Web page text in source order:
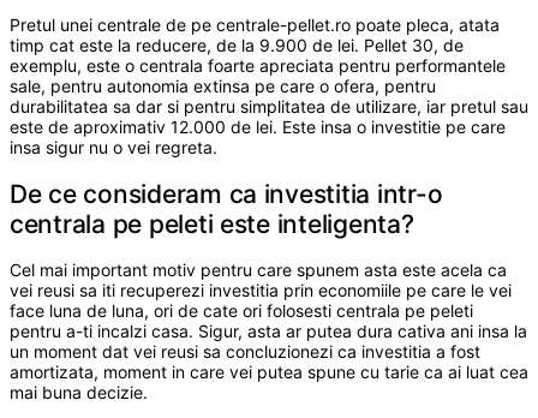
Pretul unei centrale de pe centrale-pellet.ro poate pleca, atata
timp cat este la reducere, de la 9.900 de lei. Pellet 30, de
exemplu, este o centrala foarte apreciata pentru performantele
sale, pentru autonomia extinsa pe care o ofera, pentru
durabilitatea sa dar si pentru simplitatea de utilizare, iar pretul sau
este de aproximativ 12.000 de lei. Este insa o investitie pe care
insa sigur nu o vei regreta.
De ce consideram ca investitia intr-o
centrala pe peleti este inteligenta?
Cel mai important motiv pentru care spunem asta este acela ca
vei reusi sa iti recuperezi investitia prin economiile pe care le vei
face luna de luna, ori de cate ori folosesti centrala pe peleti
pentru a-ti incalzi casa. Sigur, asta ar putea dura cativa ani insa la
un moment dat vei reusi sa concluzionezi ca investitia a fost
amortizata, moment in care vei putea spune cu tarie ca ai luat cea
mai buna decizie.